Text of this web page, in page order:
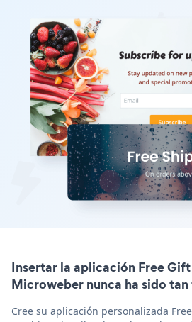
Insertar la aplicación Free
Microweber nunca ha sido
Cree su aplicación personalizada